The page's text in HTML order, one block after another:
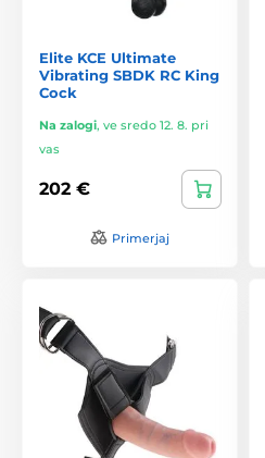
Elite KCE Ultimate
Vibrating SBDK RC King
Cock
Na zalogi, ve sredo 12. 8. pri
vas
202 €
Primerjaj